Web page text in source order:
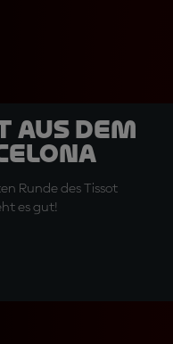
dem
Runde des Tissot
es gut!